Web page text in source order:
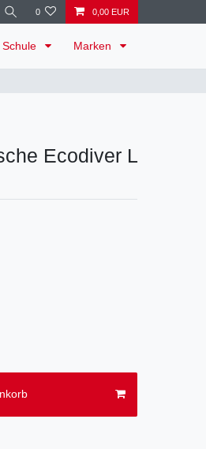
0 0,00 EUR
Schule Marken
Ecodiver L